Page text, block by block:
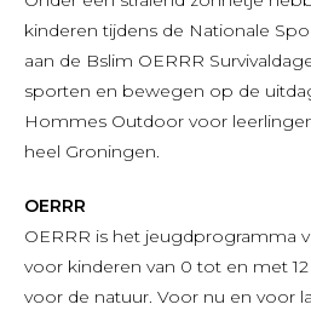
kinderen tijdens de Nationale
aan de Bslim OERRR
sporten en bewegen op de
Hommes Outdoor voor
heel Groningen.
OERRR
OERRR is het jeugdprogramma
voor kinderen van 0 tot en met
voor de natuur. Voor nu en voor